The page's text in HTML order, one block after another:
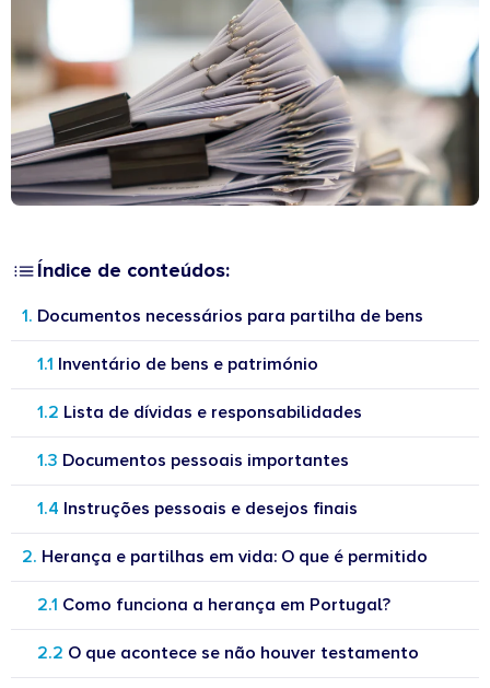
Índice de conteúdos:
Documentos necessários para partilha de bens
Inventário de bens e património
Lista de dívidas e responsabilidades
Documentos pessoais importantes
Instruções pessoais e desejos finais
Herança e partilhas em vida: O que é permitido
Como funciona a herança em Portugal?
O que acontece se não houver testamento